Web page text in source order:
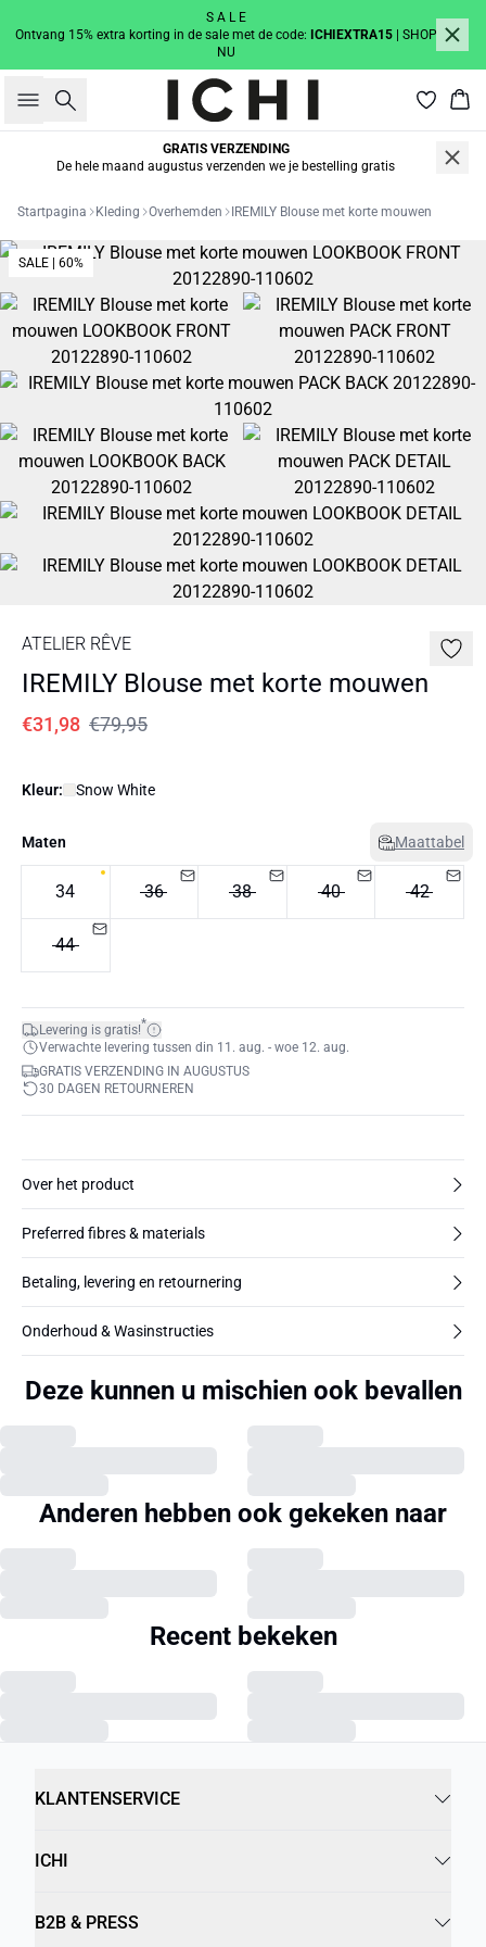
S A L E
Ontvang 15% extra korting in de sale met de code: ICHIEXTRA15
| SHOP
NU
Zoeken
GRATIS VERZENDING
De hele maand augustus verzenden we je bestelling gratis
Startpagina Kleding Overhemden IREMILY Blouse met korte mouwen
SALE | 60%
ATELIER RÊVE
IREMILY Blouse met korte mouwen
€31,98 €79,95
Kleur: Snow White
Maten Maattabel
34 36 38 40 42
44
Levering is gratis!*
Verwachte levering tussen din 11. aug. - woe 12. aug.
GRATIS VERZENDING IN AUGUSTUS
30 DAGEN RETOURNEREN
Over het product
Preferred fibres & materials
Betaling, levering en retournering
Onderhoud & Wasinstructies
Deze kunnen u mischien ook bevallen
Anderen hebben ook gekeken naar
Recent bekeken
KLANTENSERVICE
ICHI
B2B & PRESS